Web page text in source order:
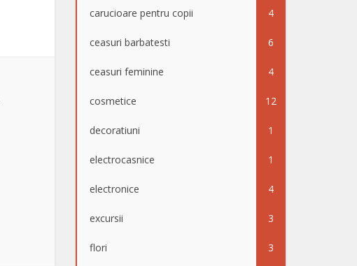
carucioare pentru copii 4
ceasuri barbatesti 6
ceasuri feminine 4
cosmetice 12
decoratiuni 1
electrocasnice 1
electronice 4
excursii 3
flori 3